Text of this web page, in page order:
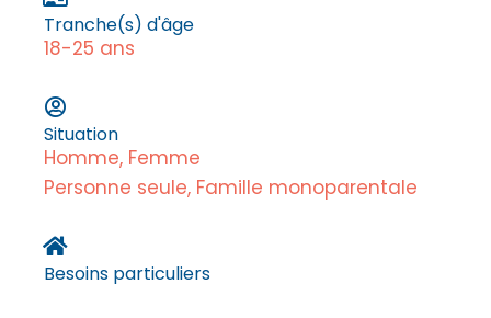
Tranche(s) d'âge
18-25 ans
Situation
Homme, Femme
Personne seule, Famille monoparentale
Besoins particuliers